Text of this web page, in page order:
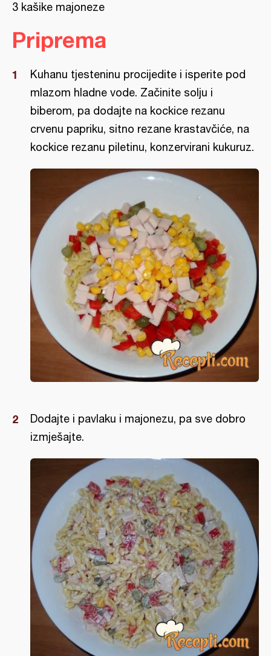
3 kašike majoneze
Priprema
Kuhanu tjesteninu procijedite i isperite pod
mlazom hladne vode. Začinite solju i
biberom, pa dodajte na kockice rezanu
crvenu papriku, sitno rezane krastavčiće, na
kockice rezanu piletinu, konzervirani kukuruz.
Dodajte i pavlaku i majonezu, pa sve dobro
izmješajte.